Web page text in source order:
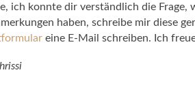
ich konnte dir verständlich die
haben, schreibe mir diese
eine E-Mail schreiben. Ich